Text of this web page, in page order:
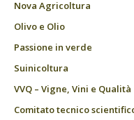
Nova Agricoltura
Olivo e Olio
Passione in verde
Suinicoltura
VVQ – Vigne, Vini e Qualità
Comitato tecnico